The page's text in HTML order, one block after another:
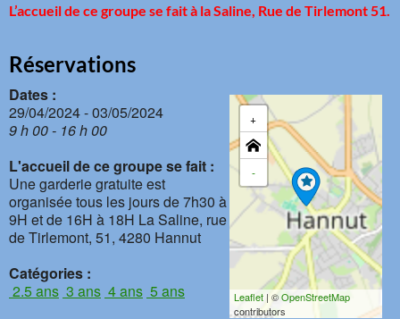
L’accueil de ce groupe se fait à la Saline, Rue de Tirlemont 51.
Réservations
+
-
Leaflet| ©OpenStreetMap
contributors
Dates :
29/04/2024 - 03/05/2024
9 h 00 - 16 h 00
L'accueil de ce groupe se fait :
Une garderie gratuite est
organisée tous les jours de 7h30 à
9H et de 16H à 18H La Saline, rue
de Tirlemont, 51, 4280 Hannut
Catégories :
2.5 ans 3 ans 4 ans 5 ans